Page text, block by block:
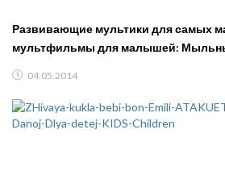
Развивающие мультики для самых
мультфильмы для малышей:
04.05.2014